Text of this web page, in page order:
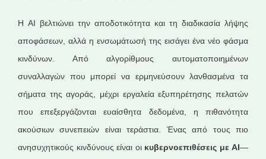
Η AI βελτιώνει την αποδοτικότητα και τη διαδικασία λήψης
αποφάσεων, αλλά η ενσωμάτωσή της εισάγει ένα νέο φάσμα
κινδύνων. Από αλγορίθμους αυτοματοποιημένων
συναλλαγών που μπορεί να ερμηνεύσουν λανθασμένα τα
σήματα της αγοράς, μέχρι εργαλεία εξυπηρέτησης πελατών
που επεξεργάζονται ευαίσθητα δεδομένα, η πιθανότητα
ακούσιων συνεπειών είναι τεράστια. Ένας από τους πιο
ανησυχητικούς κινδύνους είναι οι κυβερνοεπιθέσεις με AI—